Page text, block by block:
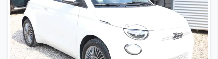
Højdejusterbart førersæde
Isofix